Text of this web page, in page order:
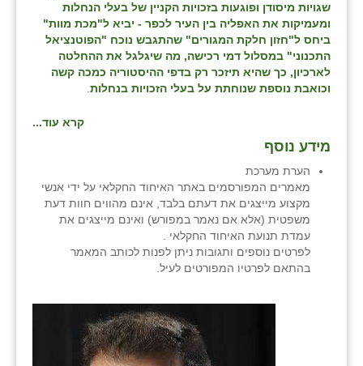
שגויות מיסודן ופוגעות בזכויות הקניין של בעלי הנחלות
ומעמיקות את האפליה בין העיר לכפר - יביא ל"מכת מוות"
ביחס ל"חזון חלקת המגורים" שהתגבש נוכח "הפוטנציאל
התכנוני" במסלול דמי רכישה, מה שיגלגל את ההחלטה
לארכיון, כך שהיא תיזכר רק בדפי ההיסטוריה כמכה קשה
וכואבת נוספת שנוחתת על בעלי הזכויות בנחלות
קרא עוד...
מידע נוסף
הערת מערכת
מאמרים המפורסמים באתר האיחוד החקלאי על ידי אנשי
מקצוע מייצגים את דעתם בלבד, אינם מהווים חוות דעת
משפטית (אלא אם נאמר במפורש) ואינם מייצגים את
עמדת תנועת האיחוד החקלאי .
לפרטים נוספים ותגובות ניתן לפנות לכותב המאמר
בהתאם לפרטיו המפורטים לעיל.